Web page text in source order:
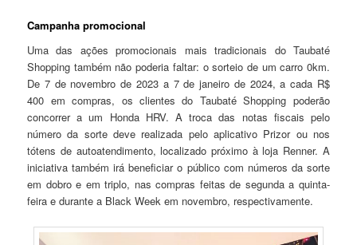
Campanha promocional
Uma das ações promocionais mais tradicionais do Taubaté
Shopping também não poderia faltar: o sorteio de um carro 0km.
De 7 de novembro de 2023 a 7 de janeiro de 2024, a cada R$
400 em compras, os clientes do Taubaté Shopping poderão
concorrer a um Honda HRV. A troca das notas fiscais pelo
número da sorte deve realizada pelo aplicativo Prizor ou nos
tótens de autoatendimento, localizado próximo à loja Renner. A
iniciativa também irá beneficiar o público com números da sorte
em dobro e em triplo, nas compras feitas de segunda a quinta-
feira e durante a Black Week em novembro, respectivamente.